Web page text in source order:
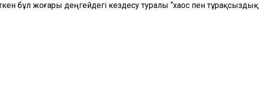
бұл жоғары деңгейдегі кездесу туралы “хаос пен тұрақсыздық